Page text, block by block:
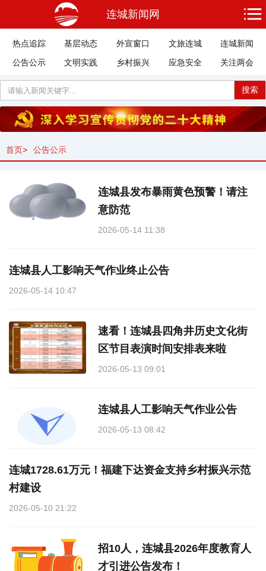
连城新闻网
热点追踪 基层动态 外宣窗口 文旅连城
连城新闻
公告公示
文明实践 乡村振兴 应急安全 关注两会
搜索
首页> 公告公示
连城县发布暴雨黄色预警！请注
意防范
2026-05-14 11:38
连城县人工影响天气作业终止公告
2026-05-14 10:47
速看！连城县四角井历史文化街
区节目表演时间安排表来啦
2026-05-13 09:01
连城县人工影响天气作业公告
2026-05-13 08:42
连城1728.61万元！福建下达资金支持乡村振兴示范
村建设
2026-05-10 21:22
招10人，连城县2026年度教育人
才引进公告发布！